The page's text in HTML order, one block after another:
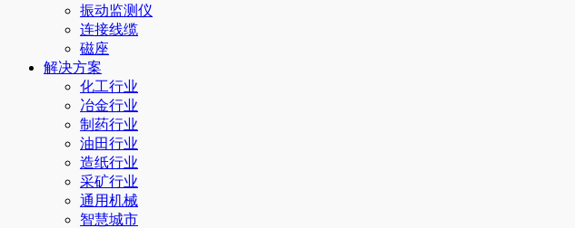
振动监测仪
连接线缆
磁座
解决方案
化工行业
冶金行业
制药行业
油田行业
造纸行业
采矿行业
通用机械
智慧城市